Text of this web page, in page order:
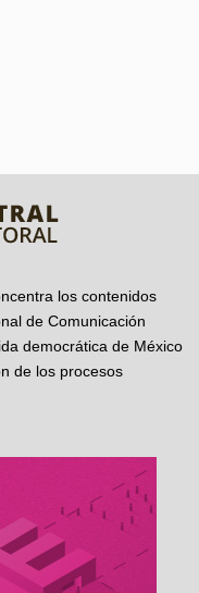
los contenidos
de Comunicación
democrática de México
de los procesos